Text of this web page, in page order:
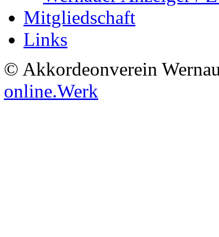
Mitgliedschaft
Links
© Akkordeonverein
online.Werk